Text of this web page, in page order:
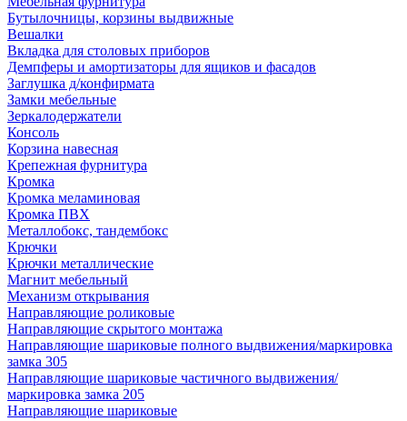
Бутылочницы, корзины выдвижные
Вешалки
Вкладка для столовых приборов
Демпферы и амортизаторы для ящиков и фасадов
Заглушка д/конфирмата
Замки мебельные
Зеркалодержатели
Консоль
Корзина навесная
Крепежная фурнитура
Кромка
Кромка меламиновая
Кромка ПВХ
Металлобокс, тандембокс
Крючки
Крючки металлические
Магнит мебельный
Механизм открывания
Направляющие роликовые
Направляющие скрытого монтажа
Направляющие шариковые полного выдвижения/маркировка
замка 305
Направляющие шариковые частичного выдвижения/
маркировка замка 205
Направляющие шариковые